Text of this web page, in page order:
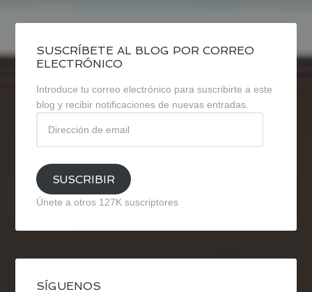
SUSCRÍBETE AL BLOG POR CORREO
ELECTRÓNICO
Introduce tu correo electrónico para suscribirte a este
blog y recibir notificaciones de nuevas entradas.
email
SUSCRIBIR
Únete a otros 127K suscriptores
SÍGUENOS